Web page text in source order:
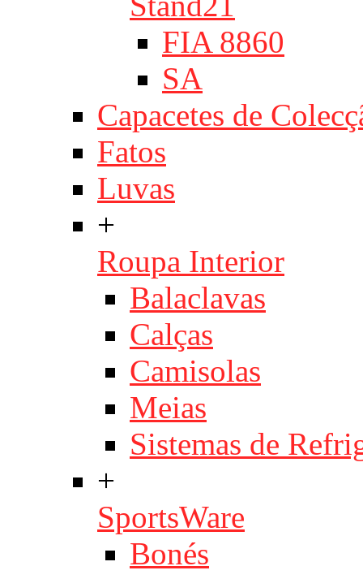
FIA 8860
SA
Capacetes de
Fatos
Luvas
+
Roupa Interior
Balaclavas
Calças
Camisolas
Meias
Sistemas de
+
SportsWare
Bonés